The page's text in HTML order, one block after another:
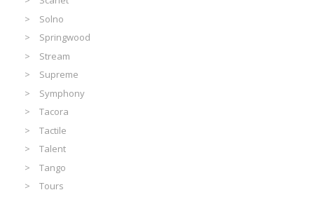
Solno
Springwood
Stream
Supreme
Symphony
Tacora
Tactile
Talent
Tango
Tours